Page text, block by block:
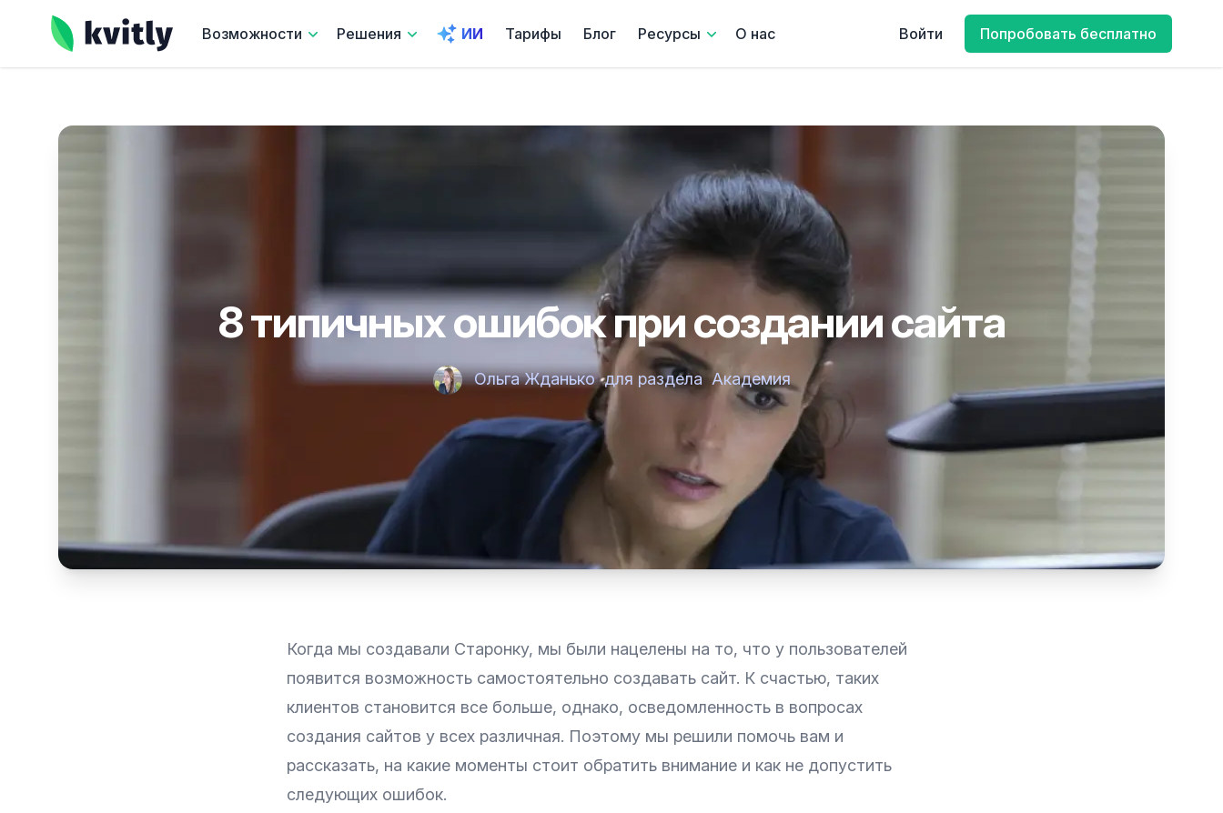
kvitly Возможности Решения ИИ Тарифы Блог Ресурсы О нас Войти Попробовать бесплатно
8 типичных ошибок при создании сайта
Ольга Жданькодля раздела Академия
Когда мы создавали Старонку, мы были нацелены на то, что у пользователей
появится возможность самостоятельно создавать сайт. К счастью, таких
клиентов становится все больше, однако, осведомленность в вопросах
создания сайтов у всех различная. Поэтому мы решили помочь вам и
рассказать, на какие моменты стоит обратить внимание и как не допустить
следующих ошибок.